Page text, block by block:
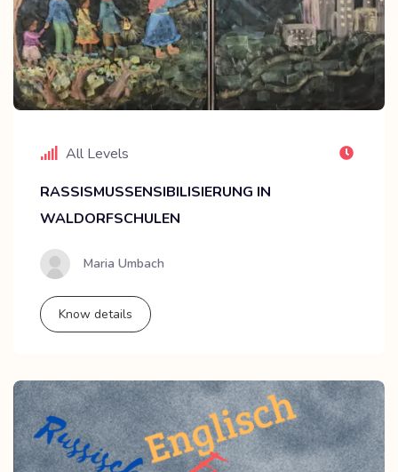
All Levels
RASSISMUSSENSIBILISIERUNG IN
WALDORFSCHULEN
Maria Umbach
Know details